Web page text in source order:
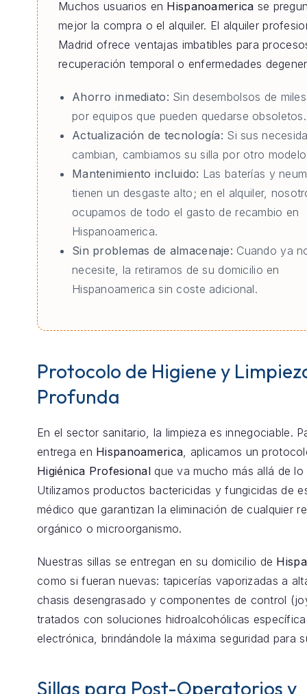
Muchos usuarios en Hispanoamerica se
mejor la compra o el alquiler. El alquiler
Madrid ofrece ventajas imbatibles para
recuperación temporal o enfermedades
Ahorro inmediato: Sin desembolsos de
por equipos que pueden quedarse obsoletos.
Actualización de tecnología: Si sus
cambian, cambiamos su silla por otro
Mantenimiento incluido: Las baterías y
tienen un desgaste alto; en el alquiler,
ocupamos de todo el gasto de recambio en
Hispanoamerica.
Sin problemas de almacenaje: Cuando ya
necesite, la retiramos de su domicilio en
Hispanoamerica sin coste adicional.
Protocolo de Higiene y
Profunda
En el sector sanitario, la limpieza es innegociable.
entrega en Hispanoamerica , aplicamos un
Higiénica Profesional que va mucho más allá de
Utilizamos productos bactericidas y fungicidas de
médico que garantizan la eliminación de cualquier
orgánico o microorganismo.
Nuestras sillas se entregan en su domicilio de
como si fueran nuevas: tapicerías vaporizadas a
chasis desengrasado y componentes de control
tratados con soluciones hidroalcohólicas
electrónica, brindándole la máxima seguridad para
Sillas para Post-Operatorios y